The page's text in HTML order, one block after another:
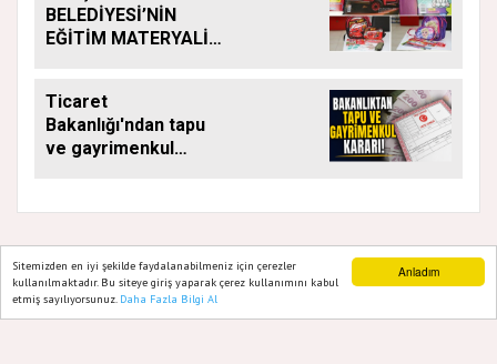
Anladım
Sitemizden en iyi şekilde faydalanabilmeniz için çerezler
kullanılmaktadır. Bu siteye giriş yaparak çerez kullanımını kabul
etmiş sayılıyorsunuz. Daha Fazla Bilgi Al
BELEDİYESİ’NİN
EĞİTİM MATERYALİ
SÜRÜYOR
Ticaret
Bakanlığı'ndan tapu
ve gayrimenkul
yapamayacak
GAZETE ATAŞEHIR 2020
Yazılım |Onemsoft
Ana Sayfa Web TV